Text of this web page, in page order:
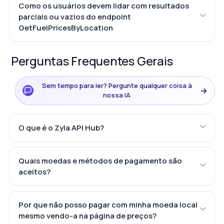
Como os usuários devem lidar com resultados
parciais ou vazios do endpoint
GetFuelPricesByLocation
Perguntas Frequentes Gerais
Sem tempo para ler? Pergunte qualquer coisa à
nossa IA
→
O que é o Zyla API Hub?
Quais moedas e métodos de pagamento são
aceitos?
Por que não posso pagar com minha moeda local
mesmo vendo-a na página de preços?